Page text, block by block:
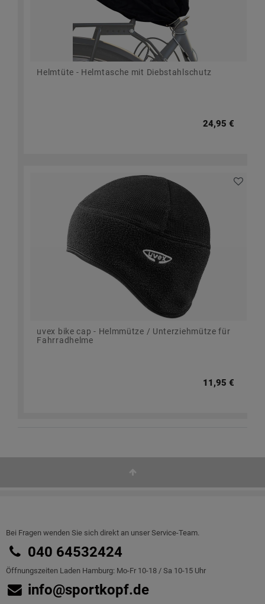
Helmtüte - Helmtasche mit Diebstahlschutz
24,95 €
uvex bike cap - Helmmütze / Unterziehmütze für
Fahrradhelme
11,95 €
Bei Fragen wenden Sie sich direkt an unser Service-Team.
040 64532424
Öffnungszeiten Laden Hamburg: Mo-Fr 10-18 / Sa 10-15 Uhr
info@sportkopf.de